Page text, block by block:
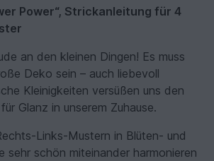
Power“, Strickanleitung für 4
an den kleinen Dingen! Es muss
Deko sein – auch liebevoll
Kleinigkeiten versüßen uns den
Glanz in unserem Zuhause.
Links-Mustern in Blüten- und
sehr schön miteinander harmonieren